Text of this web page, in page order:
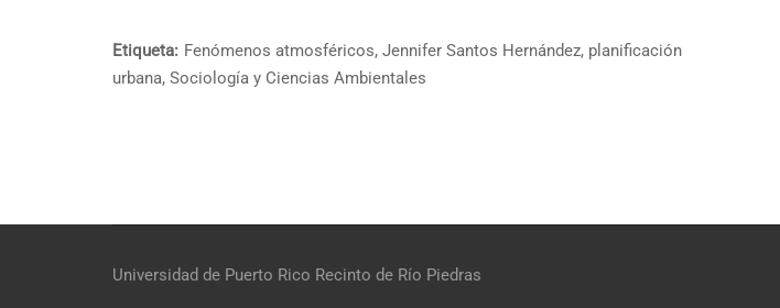
Etiqueta: Fenómenos atmosféricos, Jennifer Santos Hernández, planificación
urbana, Sociología y Ciencias Ambientales
Universidad de Puerto Rico Recinto de Río Piedras